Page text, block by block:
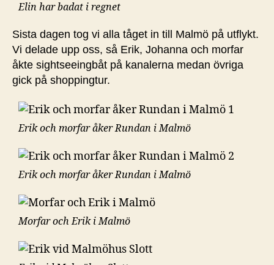
Elin har badat i regnet
Sista dagen tog vi alla tåget in till Malmö på utflykt.
Vi delade upp oss, så Erik, Johanna och morfar
åkte sightseeingbåt på kanalerna medan övriga
gick på shoppingtur.
Erik och morfar åker Rundan i Malmö
Erik och morfar åker Rundan i Malmö
Morfar och Erik i Malmö